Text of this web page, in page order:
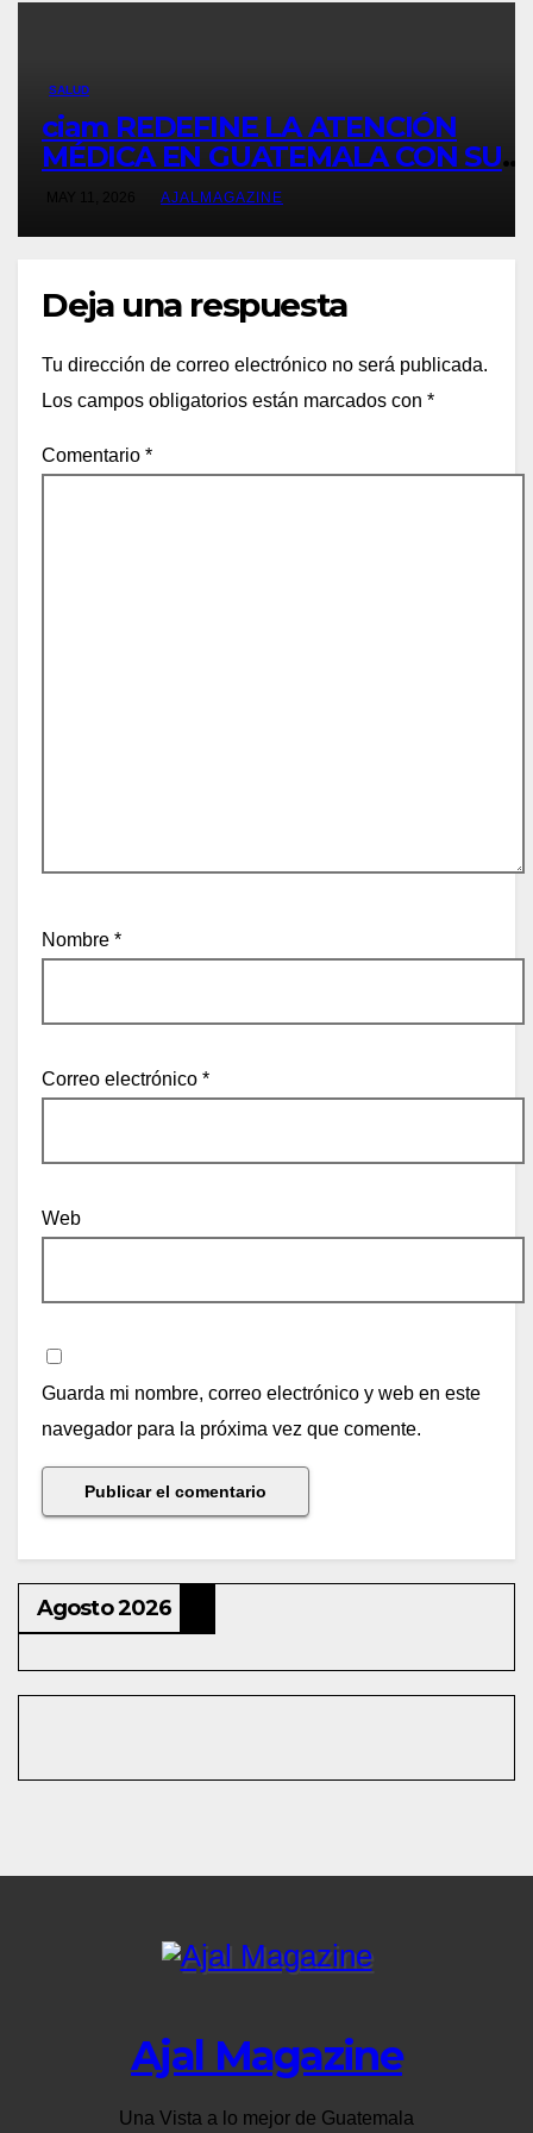
SALUD
ciam REDEFINE LA ATENCIÓN
MÉDICA EN GUATEMALA CON SU
NUEVO MODELO INTEGRAL
AJALMAGAZINE
Deja una respuesta
Tu dirección de correo electrónico no será publicada.
Los campos obligatorios están marcados con *
Comentario *
Nombre *
Correo electrónico *
Web
Guarda mi nombre, correo electrónico y web en este
navegador para la próxima vez que comente.
Agosto 2026
Ajal Magazine
Una Vista a lo mejor de Guatemala